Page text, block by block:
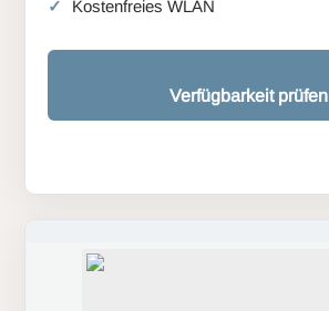
Kostenfreies WLAN
Verfügbarkeit prüfen